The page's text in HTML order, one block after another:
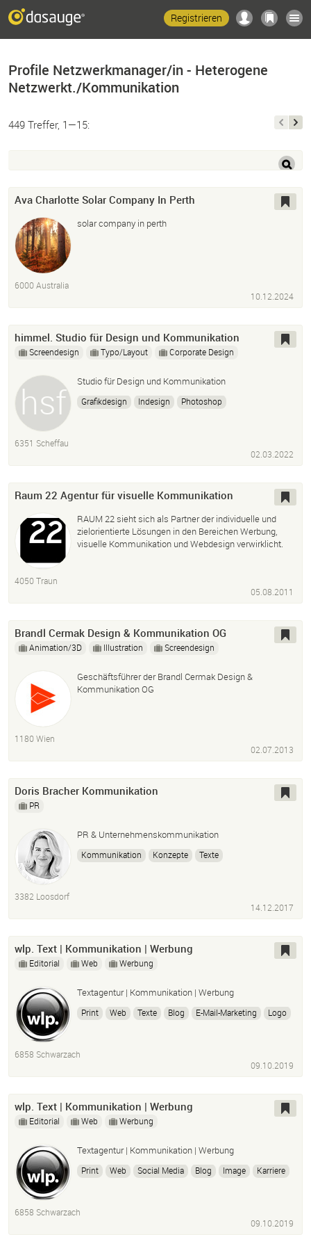
Registrieren
Profile Netzwerkmanager/in - Heterogene
Netzwerkt./Kommunikation
449 Treffer, 1—15:
Ava Charlotte Solar Company In Perth
solar company in perth
6000 Australia
10.12.2024
himmel. Studio für Design und Kommunikation
Screendesign Typo/Layout Corporate Design
Studio für Design und Kommunikation
Grafikdesign Indesign
Photoshop
6351 Scheffau
02.03.2022
Raum 22 Agentur für visuelle Kommunikation
RAUM 22 sieht sich als Partner der individuelle und
zielorientierte Lösungen in den Bereichen Werbung,
visuelle Kommunikation und Webdesign verwirklicht.
4050 Traun
05.08.2011
Brandl Cermak Design & Kommunikation OG
Animation/3D Illustration Screendesign
Geschäftsführer der Brandl Cermak Design &
Kommunikation OG
1180 Wien
02.07.2013
Doris Bracher Kommunikation
PR
PR & Unternehmenskommunikation
Kommunikation Konzepte Texte
3382 Loosdorf
14.12.2017
wlp. Text | Kommunikation | Werbung
Editorial Web Werbung
Textagentur | Kommunikation | Werbung
Print Web Texte Blog E-Mail-Marketing
Logo
6858 Schwarzach
09.10.2019
wlp. Text | Kommunikation | Werbung
Editorial Web Werbung
Textagentur | Kommunikation | Werbung
Print Web Social Media Blog Image
Karriere
6858 Schwarzach
09.10.2019